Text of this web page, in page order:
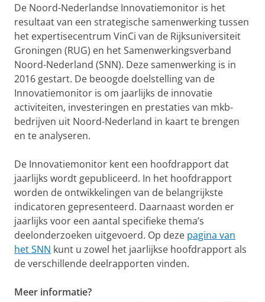
De Noord-Nederlandse Innovatiemonitor is het
resultaat van een strategische samenwerking tussen
het expertisecentrum VinCi van de Rijksuniversiteit
Groningen (RUG) en het Samenwerkingsverband
Noord-Nederland (SNN). Deze samenwerking is in
2016 gestart. De beoogde doelstelling van de
Innovatiemonitor is om jaarlijks de innovatie
activiteiten, investeringen en prestaties van mkb-
bedrijven uit Noord-Nederland in kaart te brengen
en te analyseren.
De Innovatiemonitor kent een hoofdrapport dat
jaarlijks wordt gepubliceerd. In het hoofdrapport
worden de ontwikkelingen van de belangrijkste
indicatoren gepresenteerd. Daarnaast worden er
jaarlijks voor een aantal specifieke thema’s
deelonderzoeken uitgevoerd. Op deze pagina van
het SNN kunt u zowel het jaarlijkse hoofdrapport als
de verschillende deelrapporten vinden.
Meer informatie?